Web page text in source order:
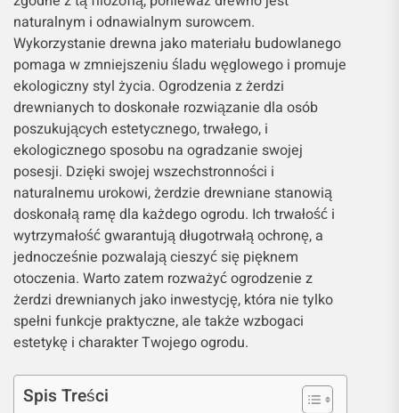
naturalnym i odnawialnym surowcem.
Wykorzystanie drewna jako materiału budowlanego
pomaga w zmniejszeniu śladu węglowego i promuje
ekologiczny styl życia. Ogrodzenia z żerdzi
drewnianych to doskonałe rozwiązanie dla osób
poszukujących estetycznego, trwałego, i
ekologicznego sposobu na ogradzanie swojej
posesji. Dzięki swojej wszechstronności i
naturalnemu urokowi, żerdzie drewniane stanowią
doskonałą ramę dla każdego ogrodu. Ich trwałość i
wytrzymałość gwarantują długotrwałą ochronę, a
jednocześnie pozwalają cieszyć się pięknem
otoczenia. Warto zatem rozważyć ogrodzenie z
żerdzi drewnianych jako inwestycję, która nie tylko
spełni funkcje praktyczne, ale także wzbogaci
estetykę i charakter Twojego ogrodu.
Spis Treści